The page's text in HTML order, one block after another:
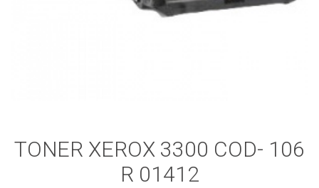
TONER XEROX 3300 COD- 106
R 01412